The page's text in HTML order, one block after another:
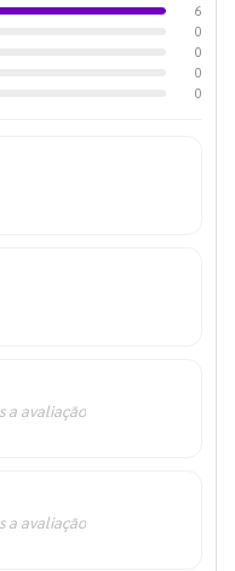
6
0
0
0
0
a avaliação
a avaliação